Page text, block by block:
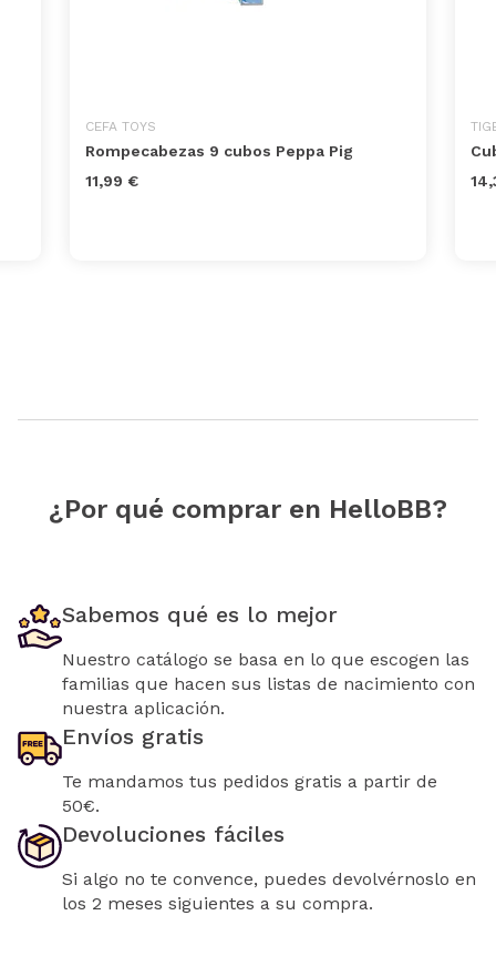
CEFA TOYS
Rompecabezas 9 cubos Peppa Pig
11,99 €
¿Por qué comprar en HelloBB?
Sabemos qué es lo mejor
Nuestro catálogo se basa en lo que escogen las
familias que hacen sus listas de nacimiento con
nuestra aplicación.
Envíos gratis
Te mandamos tus pedidos gratis a partir de
50€.
Devoluciones fáciles
Si algo no te convence, puedes devolvérnoslo en
los 2 meses siguientes a su compra.